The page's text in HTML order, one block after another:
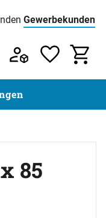
Preisliste:
Gewerbekunden
unter 04961 / 77
85